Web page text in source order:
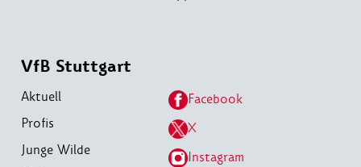
VfB Stuttgart
Aktuell
Profis
Junge Wilde
Facebook
X
Instagram